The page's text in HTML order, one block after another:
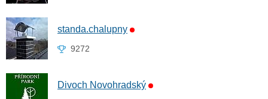
standa.chalupny
9272
Divoch Novohradský